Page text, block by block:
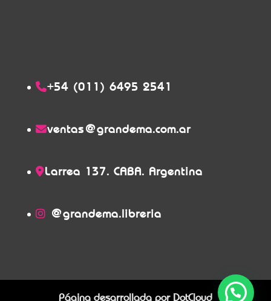
+54 (011) 6495 2541
ventas@grandema.com.ar
Larrea 137. CABA. Argentina
@grandema.libreria
Página desarrollada por DotCloud